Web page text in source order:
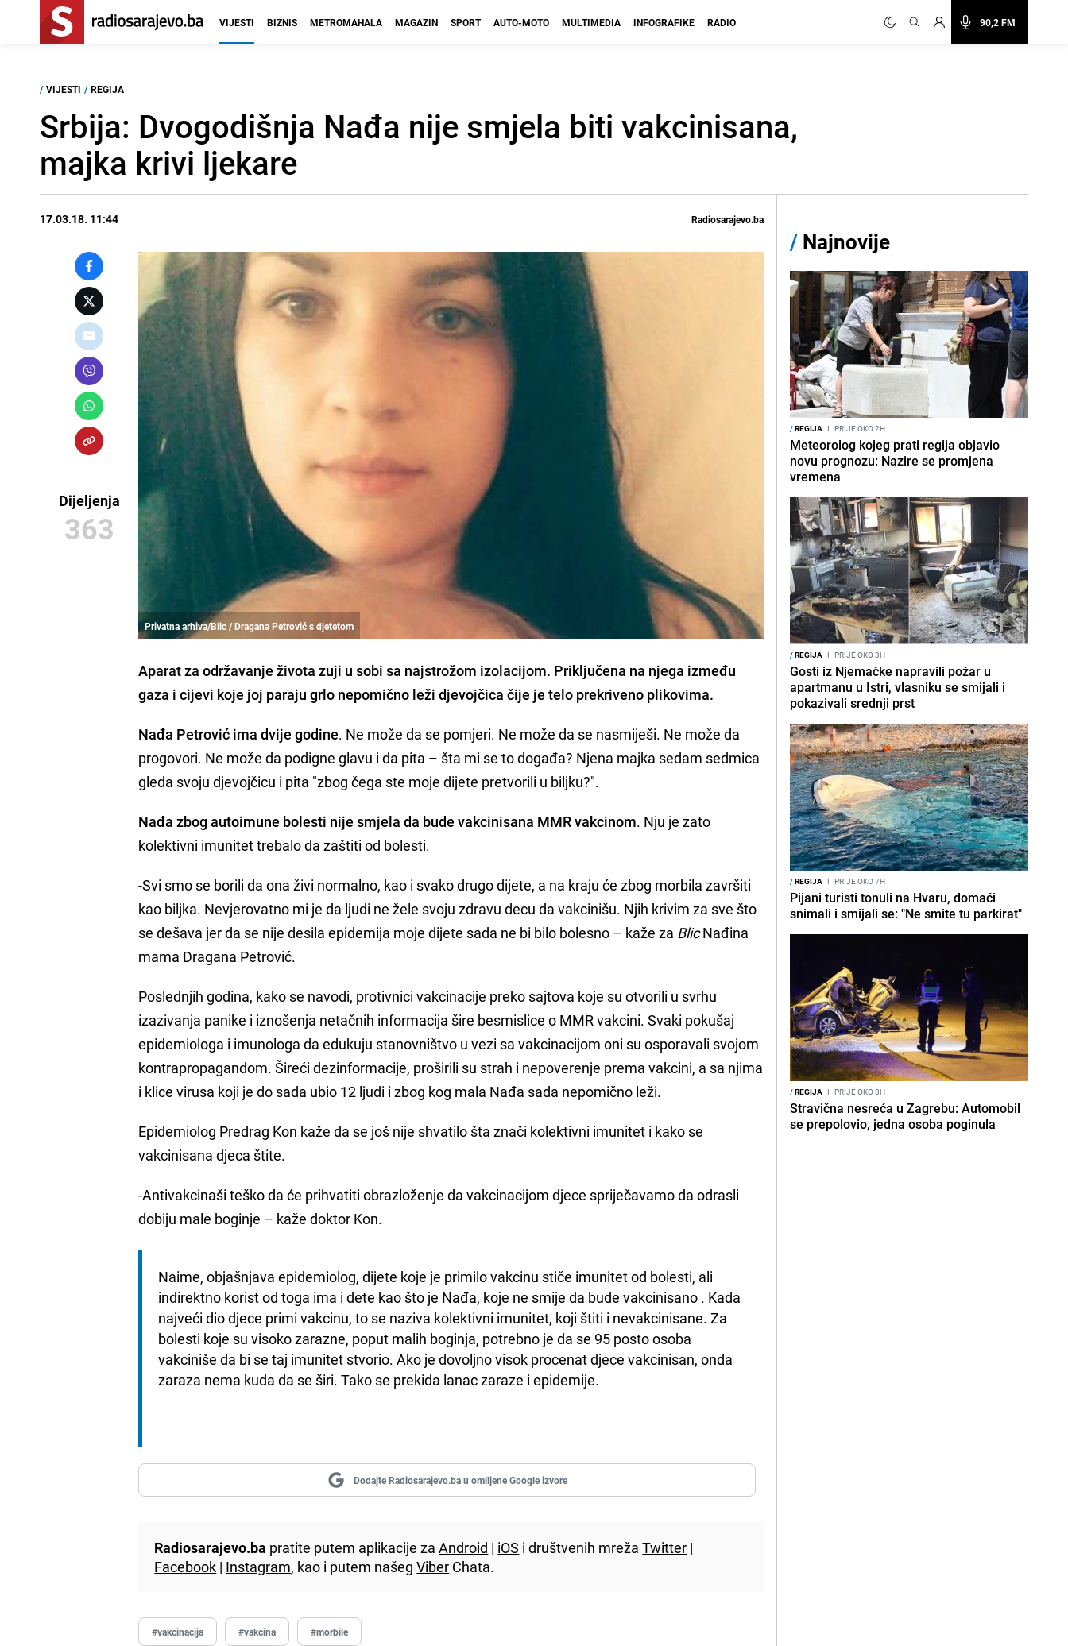
90,2 FM
VIJESTI BIZNIS METROMAHALA MAGAZIN SPORT AUTO-MOTO MULTIMEDIA INFOGRAFIKE RADIO
/ VIJESTI / REGIJA
Srbija: Dvogodišnja Nađa nije smjela biti vakcinisana,
majka krivi ljekare
17.03.18. 11:44 Radiosarajevo.ba
Dijeljenja
363
Privatna arhiva/Blic / Dragana Petrović s djetetom
Aparat za održavanje života zuji u sobi sa najstrožom izolacijom. Priključena na njega između
gaza i cijevi koje joj paraju grlo nepomično leži djevojčica čije je telo prekriveno plikovima.
Nađa Petrović ima dvije godine. Ne može da se pomjeri. Ne može da se nasmiješi. Ne može da
progovori. Ne može da podigne glavu i da pita – šta mi se to događa? Njena majka sedam sedmica
gleda svoju djevojčicu i pita "zbog čega ste moje dijete pretvorili u biljku?".
Nađa zbog autoimune bolesti nije smjela da bude vakcinisana MMR vakcinom. Nju je zato
kolektivni imunitet trebalo da zaštiti od bolesti.
-Svi smo se borili da ona živi normalno, kao i svako drugo dijete, a na kraju će zbog morbila završiti
kao biljka. Nevjerovatno mi je da ljudi ne žele svoju zdravu decu da vakcinišu. Njih krivim za sve što
se dešava jer da se nije desila epidemija moje dijete sada ne bi bilo bolesno – kaže za BlicNađina
mama Dragana Petrović.
Poslednjih godina, kako se navodi, protivnici vakcinacije preko sajtova koje su otvorili u svrhu
izazivanja panike i iznošenja netačnih informacija šire besmislice o MMR vakcini. Svaki pokušaj
epidemiologa i imunologa da edukuju stanovništvo u vezi sa vakcinacijom oni su osporavali svojom
kontrapropagandom. Šireći dezinformacije, proširili su strah i nepoverenje prema vakcini, a sa njima
i klice virusa koji je do sada ubio 12 ljudi i zbog kog mala Nađa sada nepomično leži.
Epidemiolog Predrag Kon kaže da se još nije shvatilo šta znači kolektivni imunitet i kako se
vakcinisana djeca štite.
-Antivakcinaši teško da će prihvatiti obrazloženje da vakcinacijom djece spriječavamo da odrasli
dobiju male boginje – kaže doktor Kon.
Naime, objašnjava epidemiolog, dijete koje je primilo vakcinu stiče imunitet od bolesti, ali
indirektno korist od toga ima i dete kao što je Nađa, koje ne smije da bude vakcinisano . Kada
najveći dio djece primi vakcinu, to se naziva kolektivni imunitet, koji štiti i nevakcinisane. Za
bolesti koje su visoko zarazne, poput malih boginja, potrebno je da se 95 posto osoba
vakciniše da bi se taj imunitet stvorio. Ako je dovoljno visok procenat djece vakcinisan, onda
zaraza nema kuda da se širi. Tako se prekida lanac zaraze i epidemije.
Dodajte Radiosarajevo.ba u omiljene Google izvore
Radiosarajevo.ba pratite putem aplikacije zaAndroid | iOS i društvenih mrežaTwitter |
Facebook | Instagram, kao i putem našegViber Chata.
#vakcinacija #vakcina #morbile
/ Najnovije
/REGIJA I PRIJE OKO 2H
Meteorolog kojeg prati regija objavio
novu prognozu: Nazire se promjena
vremena
/REGIJA I PRIJE OKO 3H
Gosti iz Njemačke napravili požar u
apartmanu u Istri, vlasniku se smijali i
pokazivali srednji prst
/REGIJA I PRIJE OKO 7H
Pijani turisti tonuli na Hvaru, domaći
snimali i smijali se: "Ne smite tu parkirat"
/REGIJA I PRIJE OKO 8H
Stravična nesreća u Zagrebu: Automobil
se prepolovio, jedna osoba poginula